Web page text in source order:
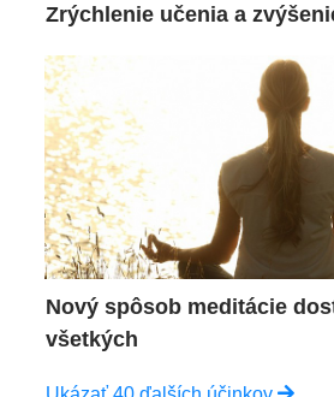
Zrýchlenie učenia a
Nový spôsob meditácie
všetkých